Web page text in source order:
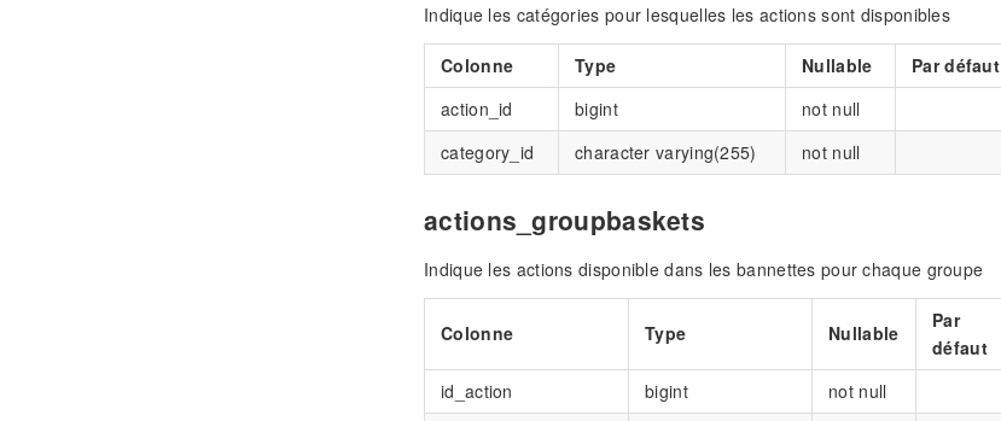
Indique les catégories pour lesquelles les actions sont disponibles
Colonne Type Nullable Par défaut
action_id
bigint not null
category_id
character varying(255) not null
actions_groupbaskets
Indique les actions disponible dans les bannettes pour chaque groupe
Colonne Type Nullable
Par
défaut
id_action bigint not null